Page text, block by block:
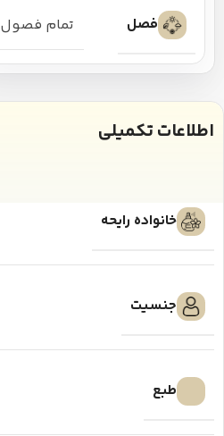
فصل تمام فصول
اطلاعات تکمیلی
خانواده رایحه
جنسیت
طبع